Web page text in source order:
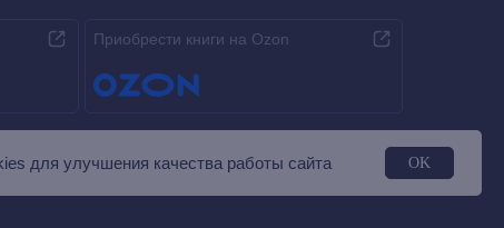
для улучшения качества работы сайта OK
Приобрести книги на Ozon